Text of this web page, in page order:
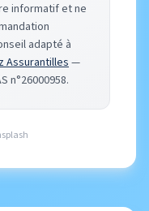
informatif et ne
adapté à
Assurantilles—
n°26000958.